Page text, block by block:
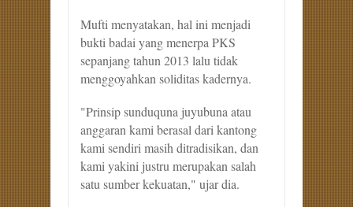
Mufti menyatakan, hal ini menjadi
bukti badai yang menerpa PKS
sepanjang tahun 2013 lalu tidak
menggoyahkan soliditas kadernya.
"Prinsip sunduquna juyubuna atau
anggaran kami berasal dari kantong
kami sendiri masih ditradisikan, dan
kami yakini justru merupakan salah
satu sumber kekuatan," ujar dia.